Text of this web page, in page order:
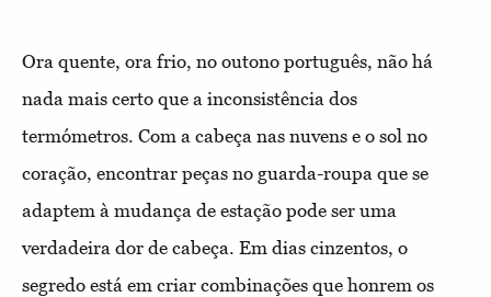
Ora quente, ora frio, no outono português, não há
nada mais certo que a inconsistência dos
termómetros. Com a cabeça nas nuvens e o sol no
coração, encontrar peças no guarda-roupa que se
adaptem à mudança de estação pode ser uma
verdadeira dor de cabeça. Em dias cinzentos, o
segredo está em criar combinações que honrem os